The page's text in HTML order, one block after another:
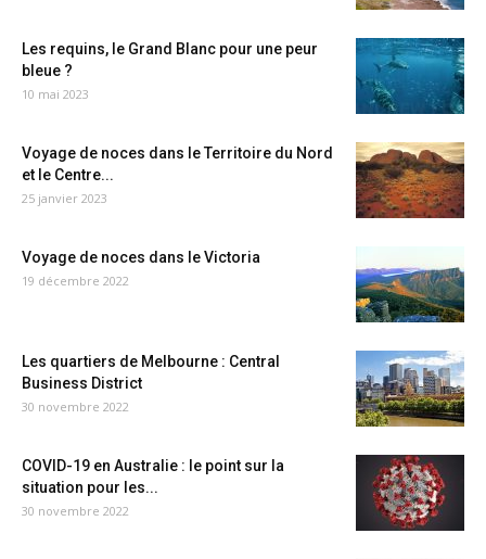
Les requins, le Grand Blanc pour une peur
bleue ?
10 mai 2023
Voyage de noces dans le Territoire du Nord
et le Centre...
25 janvier 2023
Voyage de noces dans le Victoria
19 décembre 2022
Les quartiers de Melbourne : Central
Business District
30 novembre 2022
COVID-19 en Australie : le point sur la
situation pour les...
30 novembre 2022